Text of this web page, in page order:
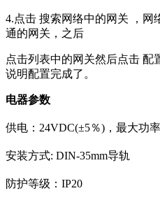
4.点击 搜索网络中的网关 ，网
通的网关，之后
点击列表中的网关然后点击 配
说明配置完成了。
电器参数
供电：24VDC(±5％)，最大功
安装方式: DIN-35mm导轨
防护等级：IP20